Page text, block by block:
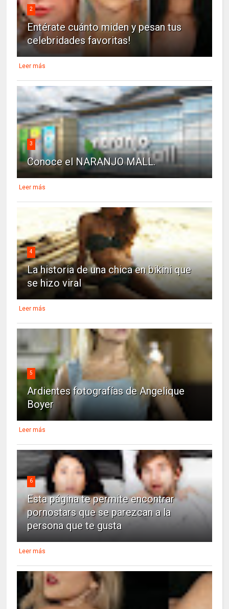
2
Entérate cuánto miden y pesan tus
celebridades favoritas!
Leer más
3
Conoce el NARANJO MALL.
Leer más
4
La historia de una chica en bikini que
se hizo viral
Leer más
5
Ardientes fotografías de Angelique
Boyer
Leer más
6
Esta página te permite encontrar
pornostars que se parezcan a la
persona que te gusta
Leer más